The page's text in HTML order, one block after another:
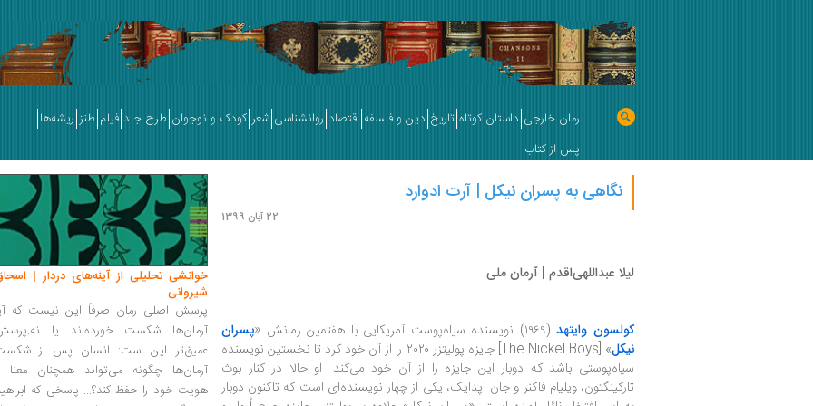
رمان خارجی داستان کوتاه تاریخ دین و فلسفه اقتصاد روانشناسی شعر کودک و نوجوان طرح جلد فیلم طنز ریشه‌ها
پس از کتاب
نگاهی به پسران نیکل | آرت ادوارد
22 آبان 1399
لیلا عبداللهی‌اقدم | آرمان ملی
کولسون وایتهد (۱۹۶۹) نویسنده سیاه‌پوست آمریکایی با هفتمین رمانش «
پسران
نیکل
» [The Nickel Boys] جایزه پولیتزر ۲۰۲۰ را از آن خود کرد تا نخستین نویسنده‌
سیاه‌پوستی باشد که دوبار این جایزه را از آن خود می‌کند. او حالا در کنار بوث
تارکینگتون، ویلیام فاکنر و جان آپدایک، یکی از چهار نویسنده‌ای است که تاکنون دوبار
خوانشی تحلیلی از آینه‌های دردار |
شیروانی
پرسش اصلی رمان صرفاً این نیست که
آرمان‌ها شکست خورده‌اند یا
عمیق‌تر این است: انسان پس از
آرمان‌ها چگونه می‌تواند همچنان معنا
هویت خود را حفظ کند؟... پاسخی که